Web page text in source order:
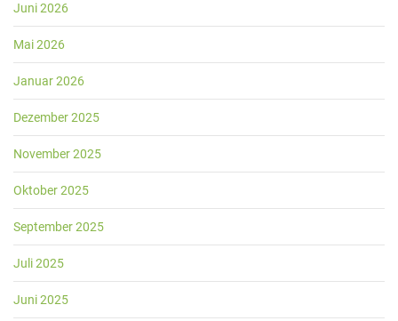
Juni 2026
Mai 2026
Januar 2026
Dezember 2025
November 2025
Oktober 2025
September 2025
Juli 2025
Juni 2025